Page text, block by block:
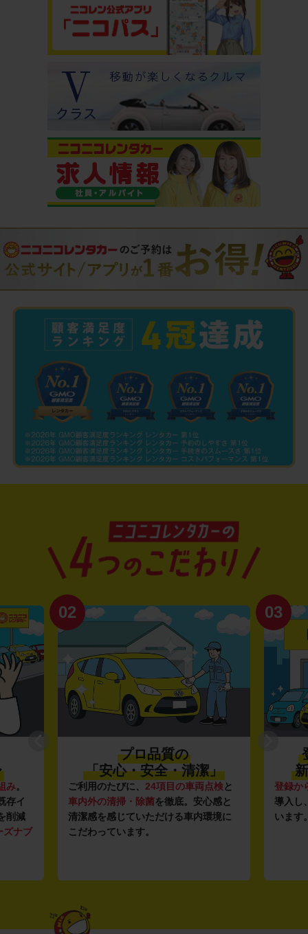
み。
存イ
削減
ズナブ
02
プロ品質の
「安心・安全・清潔」
ご利用のたびに、 24項目の車両点検と
車内外の清掃・除菌を徹底。安心感と
清潔感を感じていただける車内環境に
こだわっています。
03
登録か
導入し
います